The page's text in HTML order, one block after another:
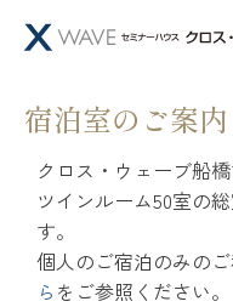
宿泊室のご案内
クロス・ウェーブ船
ツインルーム50室の
す。
個人のご宿泊のみのご
ら をご参照ください。